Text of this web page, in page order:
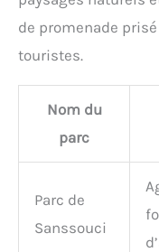
de promenade
touristes.
Nom du
parc
Parc de
Sanssouci